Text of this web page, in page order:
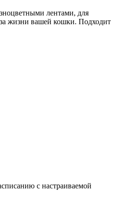
лентами, для
жизни вашей кошки. Подходит
с настраиваемой